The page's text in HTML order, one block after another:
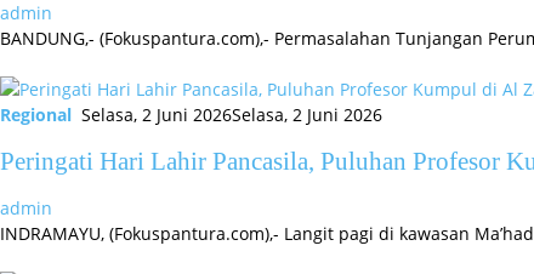
admin
BANDUNG,- (Fokuspantura.com),- Permasalahan Tunjangan
Regional Selasa, 2 Juni 2026Selasa, 2 Juni 2026
Peringati Hari Lahir Pancasila, Puluhan Profesor
admin
INDRAMAYU, (Fokuspantura.com),- Langit pagi di kawasan